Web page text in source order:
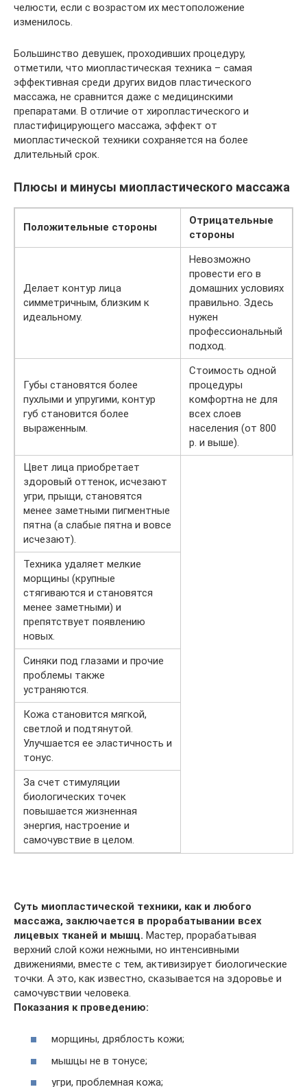
челюсти, если с возрастом их местоположение
изменилось.
Большинство девушек, проходивших процедуру,
отметили, что миопластическая техника – самая
эффективная среди других видов пластического
массажа, не сравнится даже с медицинскими
препаратами. В отличие от хиропластического и
пластифицирующего массажа, эффект от
миопластической техники сохраняется на более
длительный срок.
Плюсы и минусы миопластического массажа
Положительные стороны
Отрицательные
стороны
Делает контур лица
симметричным, близким к
идеальному.
Невозможно
провести его в
домашних условиях
правильно. Здесь
нужен
профессиональный
подход.
Губы становятся более
пухлыми и упругими, контур
губ становится более
выраженным.
Стоимость одной
процедуры
комфортна не для
всех слоев
населения (от 800
р. и выше).
Цвет лица приобретает
здоровый оттенок, исчезают
угри, прыщи, становятся
менее заметными пигментные
пятна (а слабые пятна и вовсе
исчезают).
Техника удаляет мелкие
морщины (крупные
стягиваются и становятся
менее заметными) и
препятствует появлению
новых.
Синяки под глазами и прочие
проблемы также
устраняются.
Кожа становится мягкой,
светлой и подтянутой.
Улучшается ее эластичность и
тонус.
За счет стимуляции
биологических точек
повышается жизненная
энергия, настроение и
самочувствие в целом.
Суть миопластической техники, как и любого
массажа, заключается в прорабатывании всех
лицевых тканей и мышц. Мастер, прорабатывая
верхний слой кожи нежными, но интенсивными
движениями, вместе с тем, активизирует биологические
точки. А это, как известно, сказывается на здоровье и
самочувствии человека.
Показания к проведению:
морщины, дряблость кожи;
мышцы не в тонусе;
угри, проблемная кожа;